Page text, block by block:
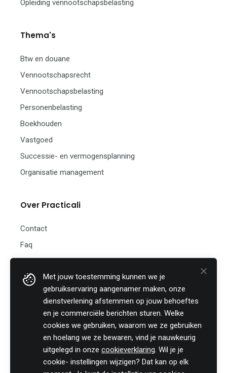
Met jouw toestemming kunnen we je
gebruikservaring aangenamer maken, onze
dienstverlening afstemmen op jouw behoeftes
en je commerciële berichten sturen. Welke
cookies we gebruiken, waarom we ze gebruiken
en hoelang we ze bewaren, vind je nauwkeurig
uitgelegd in onze cookieverklaring. Wil je je
cookie- instellingen wijzigen? Dat kan op elk
Opleiding vennootschapsbelasting
Thema's
Btw en douane
Vennootschapsrecht
Vennootschapsbelasting
Personenbelasting
Boekhouden
Vastgoed
Successie- en vermogensplanning
Organisatie management
Over Practicali
Contact
Faq
Nieuwsbrief
Practicali bv
Hof te Perremans 16
+32 (0)46 820 02 12
Fax: +32 (0)51 85 00 78
E-mail: info@practicali.be
Ondernemingsnummer: BE 0848.432.274